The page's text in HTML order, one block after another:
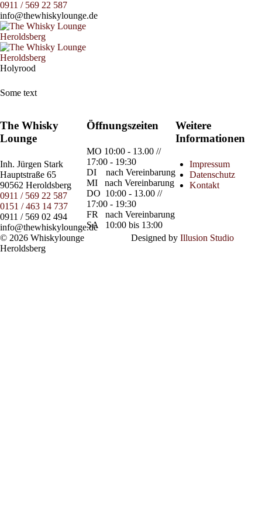
0911 / 569 22 587
info@thewhiskylounge.de
Holyrood
Some text
The Whisky
Lounge
Inh. Jürgen Stark
Hauptstraße 65
90562 Heroldsberg
0911 / 569 22 587
0151 / 463 14 737
0911 / 569 02 494
info@thewhiskylounge.de
Öffnungszeiten
MO 10:00 - 13.00 //
17:00 - 19:30
DI
nach Vereinbarung
MI
nach Vereinbarung
DO 10:00 - 13.00 //
17:00 - 19:30
FR
nach Vereinbarung
SA
10:00 bis 13:00
Weitere
Informationen
Impressum
Datenschutz
Kontakt
© 2026 Whiskylounge
Heroldsberg
Designed by Illusion Studio